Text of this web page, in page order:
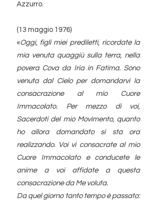
Azzurro.
(13 maggio 1976)
«Oggi, figli miei prediletti, ricordate la
mia venuta quaggiù sulla terra, nella
povera Cova da Iria in Fatima. Sono
venuta dal Cielo per domandarvi la
consacrazione al mio Cuore
Immacolato. Per mezzo di voi,
Sacerdoti del mio Movimento, quanto
ho allora domandato si sta ora
realizzando. Voi vi consacrate al mio
Cuore Immacolato e conducete le
anime a voi affidate a questa
consacrazione da Me voluta.
Da quel giorno tanto tempo è passato: